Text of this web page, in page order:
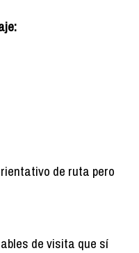
de ruta pero
de visita que sí